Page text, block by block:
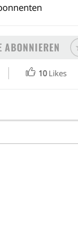
ABONNIEREN
10 Likes